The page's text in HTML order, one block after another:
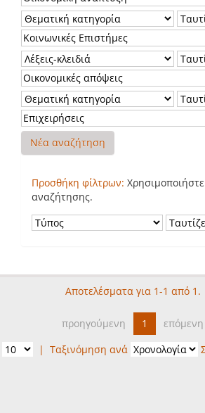
Νέα αναζήτηση
Προσθήκη φίλτρων:
αναζήτησης.
Αποτελέσματα για 1-1 από 1.
προηγούμενη 1
επόμενη
|Ταξινόμηση ανά